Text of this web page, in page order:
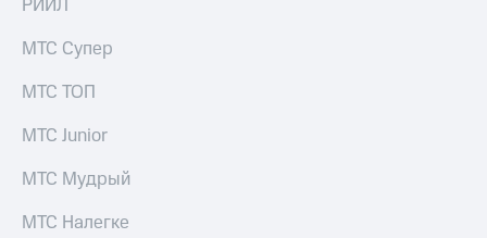
РИИЛ
МТС Супер
МТС ТОП
МТС Junior
МТС Мудрый
МТС Налегке